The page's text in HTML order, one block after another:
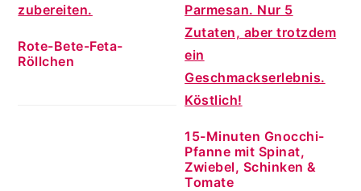
Rote-Bete-Feta-
Röllchen
15-Minuten Gnocchi-
Pfanne mit Spinat,
Zwiebel, Schinken &
Tomate